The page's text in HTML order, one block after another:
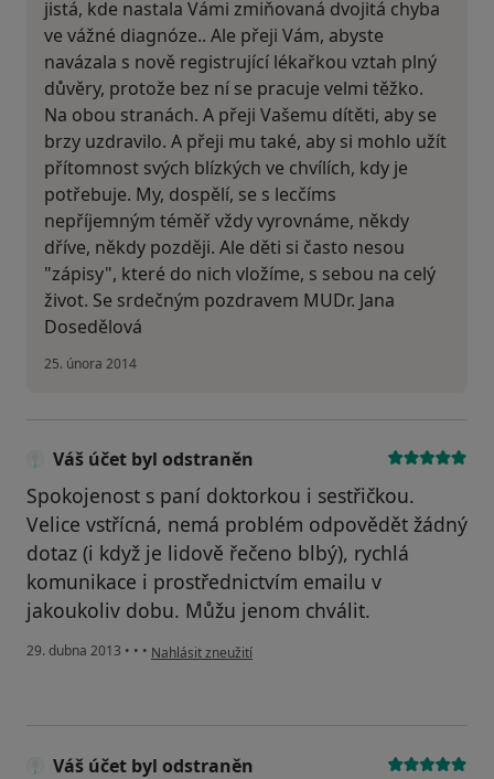
jistá, kde nastala Vámi zmiňovaná dvojitá chyba
ve vážné diagnóze.. Ale přeji Vám, abyste
navázala s nově registrující lékařkou vztah plný
důvěry, protože bez ní se pracuje velmi těžko.
Na obou stranách. A přeji Vašemu dítěti, aby se
brzy uzdravilo. A přeji mu také, aby si mohlo užít
přítomnost svých blízkých ve chvílích, kdy je
potřebuje. My, dospělí, se s lecčíms
nepříjemným téměř vždy vyrovnáme, někdy
dříve, někdy později. Ale děti si často nesou
"zápisy", které do nich vložíme, s sebou na celý
život. Se srdečným pozdravem MUDr. Jana
Dosedělová
25. února 2014
Váš účet byl odstraněn
Spokojenost s paní doktorkou i sestřičkou.
Velice vstřícná, nemá problém odpovědět žádný
dotaz (i když je lidově řečeno blbý), rychlá
komunikace i prostřednictvím emailu v
jakoukoliv dobu. Můžu jenom chválit.
29. dubna 2013 • • • podle názoru uživatele Váš účet byl odstraněn
Nahlásit zneužití
Váš účet byl odstraněn